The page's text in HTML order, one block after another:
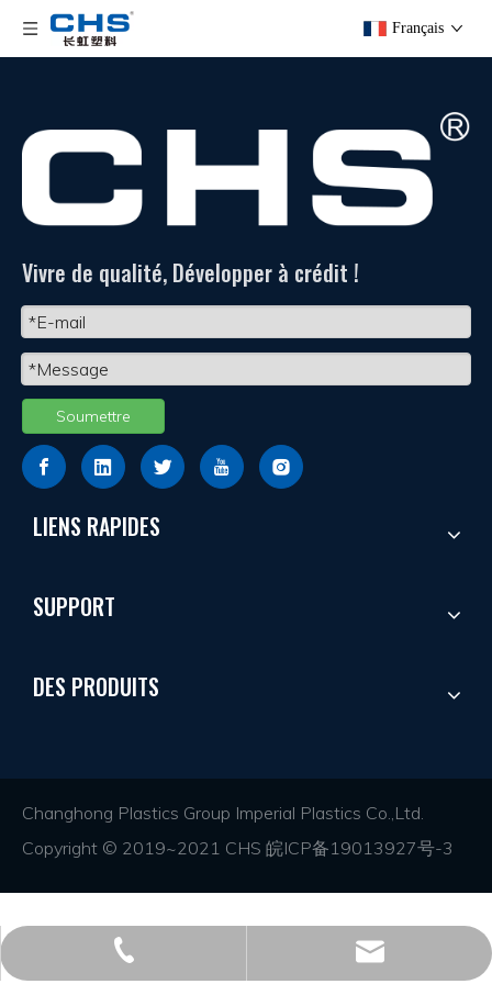
Français
Vivre de qualité, Développer à crédit !
Soumettre
LIENS RAPIDES
SUPPORT
DES PRODUITS
Changhong Plastics Group Imperial Plastics Co.,Ltd.
Copyright © 2019~2021 CHS 皖ICP备19013927号-3